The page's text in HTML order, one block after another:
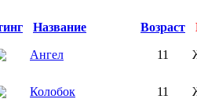
Название Возраст
Ангел 11
Колобок 11